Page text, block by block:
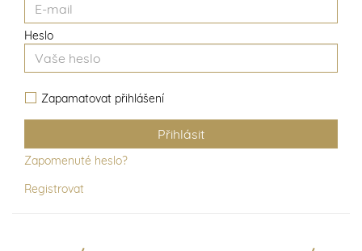
Heslo
Zapamatovat přihlášení
Zapomenuté heslo?
Registrovat